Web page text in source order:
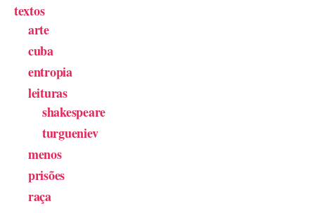
textos
arte
cuba
entropia
leituras
shakespeare
turgueniev
menos
prisões
raça